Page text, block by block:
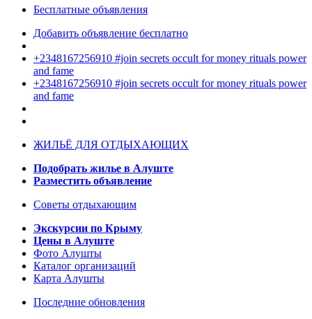
Бесплатные объявления
Добавить объявление бесплатно
+2348167256910 #join secrets occult for money rituals power
and fame
+2348167256910 #join secrets occult for money rituals power
and fame
ЖИЛЬЁ ДЛЯ ОТДЫХАЮЩИХ
Подобрать жилье в Алуште
Разместить объявление
Советы отдыхающим
Экскурсии по Крыму
Цены в Алуште
Фото Алушты
Каталог организаций
Карта Алушты
Последние обновления